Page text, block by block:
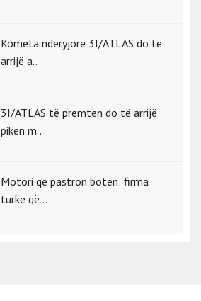
Kometa ndëryjore 3I/ATLAS do të
arrijë a..
3I/ATLAS të premten do të arrijë
pikën m..
Motori që pastron botën: firma
turke që ..